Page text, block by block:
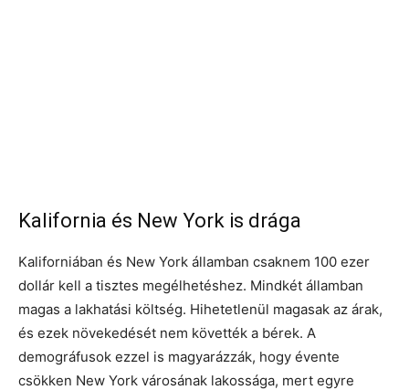
Kalifornia és New York is drága
Kaliforniában és New York államban csaknem 100 ezer
dollár kell a tisztes megélhetéshez. Mindkét államban
magas a lakhatási költség. Hihetetlenül magasak az árak,
és ezek növekedését nem követték a bérek. A
demográfusok ezzel is magyarázzák, hogy évente
csökken New York városának lakossága, mert egyre